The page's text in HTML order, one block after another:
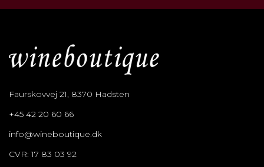
Faurskovvej 21, 8370 Hadsten
+45 42 20 60 66
info@wineboutique.dk
CVR: 17 83 03 92